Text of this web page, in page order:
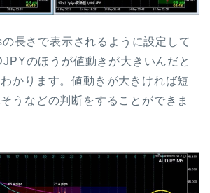
長さで表示されるように設定して
のほうが値動きが大きいんだと
かります。値動きが大きければ短
うなどの判断をすることができま